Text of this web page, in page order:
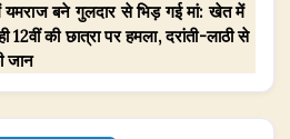
यमराज बने गुलदार से भिड़ गई मां: खेत में
12वीं की छात्रा पर हमला, दरांती-लाठी से
जान